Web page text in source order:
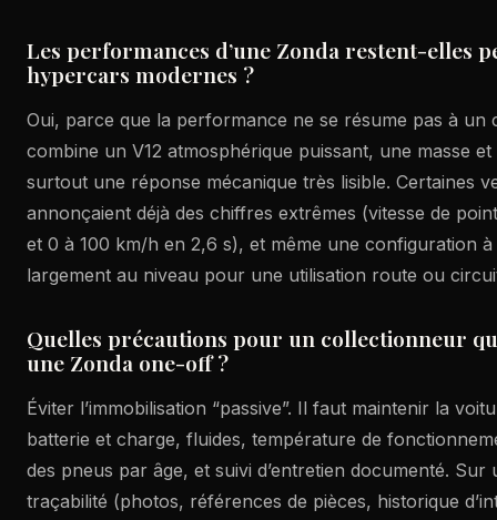
Les performances d’une Zonda restent-elles
hypercars modernes ?
Oui, parce que la performance ne se résume pas à un
combine un V12 atmosphérique puissant, une masse
surtout une réponse mécanique très lisible. Certaines
annonçaient déjà des chiffres extrêmes (vitesse de
et 0 à 100 km/h en 2,6 s), et même une configuration
largement au niveau pour une utilisation route ou
Quelles précautions pour un collectionneur
une Zonda one-off ?
Éviter l’immobilisation “passive”. Il faut maintenir la
batterie et charge, fluides, température de
des pneus par âge, et suivi d’entretien documenté. Sur
traçabilité (photos, références de pièces, historique